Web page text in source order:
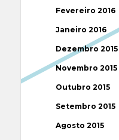
Fevereiro 2016
Janeiro 2016
Dezembro 2015
Novembro 2015
Outubro 2015
Setembro 2015
Agosto 2015